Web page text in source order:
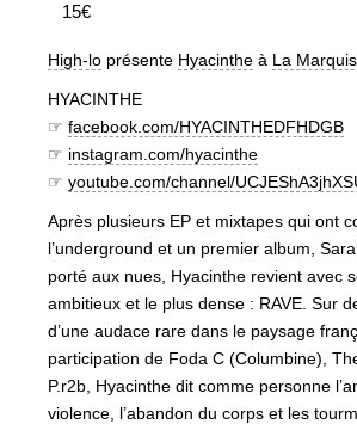
15€
High-lo présente Hyacinthe à La
HYACINTHE
☞ facebook.com/HYACINTHEDFHDGB
☞ instagram.com/hyacinthe
☞ youtube.com/channel/
Après plusieurs EP et mixtapes qui ont
l’underground et un premier album,
porté aux nues, Hyacinthe revient avec
ambitieux et le plus dense : RAVE. Sur
d’une audace rare dans le paysage
participation de Foda C (Columbine),
P.r2b, Hyacinthe dit comme personne
violence, l’abandon du corps et les